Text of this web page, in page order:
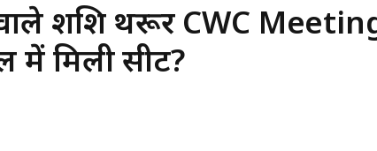
शशि थरूर CWC
मिली सीट?